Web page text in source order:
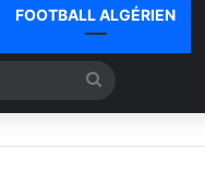
FOOTBALL ALGÉRIEN